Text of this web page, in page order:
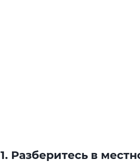
1. Разберитесь в